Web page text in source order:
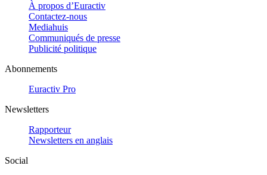
À propos d’Euractiv
Contactez-nous
Mediahuis
Communiqués de presse
Publicité politique
Abonnements
Euractiv Pro
Newsletters
Rapporteur
Newsletters en anglais
Social